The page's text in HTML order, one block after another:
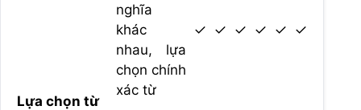
Lựa chọn từ
nghĩa
khác
nhau, lựa
chọn chính
xác từ
✓ ✓ ✓ ✓ ✓ ✓